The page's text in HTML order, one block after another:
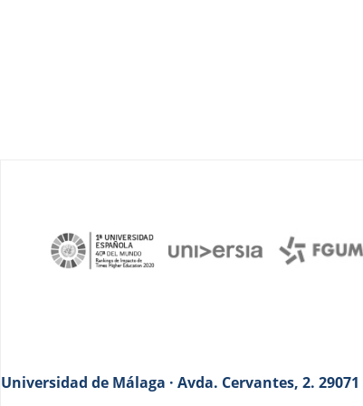
Universidad de Málaga · Avda. Cervantes, 2. 29071